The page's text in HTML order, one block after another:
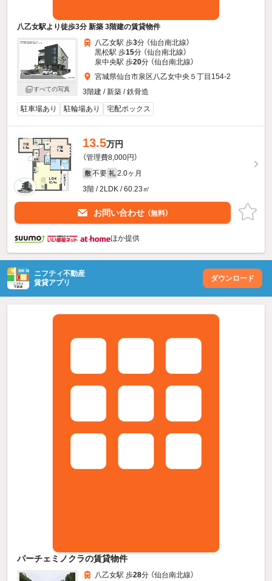
八乙女駅より徒歩3分 新築 3階建の賃貸物件
すべての写真
八乙女駅 歩3分 （仙台南北線）
黒松駅 歩15分 （仙台南北線）
泉中央駅 歩20分 （仙台南北線）
宮城県仙台市泉区八乙女中央５丁目154-2
3階建 / 新築 / 鉄骨造
駐車場あり
駐輪場あり 宅配ボックス
13.5万円
（管理費8,000円）
敷 不要 礼 2.0ヶ月
3階 / 2LDK / 60.23㎡
お問い合わせ （無料）
ほか提供
ニフティ不動産
賃貸アプリ
ダウンロード
パーチェミノクラの賃貸物件
八乙女駅 歩28分 （仙台南北線）